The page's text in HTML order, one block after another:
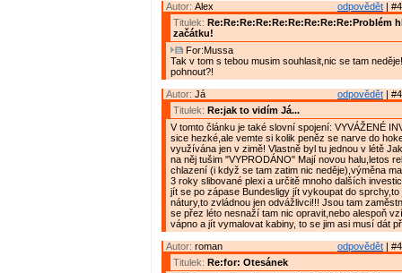
odpovědět |
Autor: Alex
Titulek: Re:Re:Re:Re:Re:Re:Re:Re:Re:Problém
začátku!
For:Mussa
Tak v tom s tebou musim souhlasit,nic se tam
pohnout?!
odpovědět |
Autor: Já
Titulek: Re:jak to vidím Já...
V tomto článku je také slovní spojení: VYVÁŽENÉ
sice hezké,ale vemte si kolik peněz se narve do
využívána jen v zimě! Vlastně byl tu jednou v létě
na něj tušim "VYPRODÁNO" Mají novou halu,letos
chlazení (i když se tam zatim nic neděje),výměna
3 roky slibované plexi a určitě mnoho dalších
jít se po zápase Bundesligy jít vykoupat do sprchy,to
nátury,to zvládnou jen odvážlivci!!! Jsou tam
se přez léto nesnaží tam nic opravit,nebo alespoň
vápno a jít vymalovat kabiny, to se jim asi musí dát
odpovědět |
Autor: roman
Titulek: Re:for: Otesánek